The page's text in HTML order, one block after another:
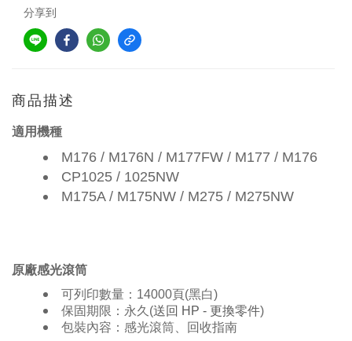
分享到
商品描述
適用機種
M176 / M176N / M177FW / M177 / M176
CP1025 / 1025NW
M175A / M175NW / M275 / M275NW
原廠感光滾筒
可列印數量： 14000頁(黑白)
保固期限：永久 (送回 HP - 更換零件)
包裝內容：感光滾筒、回收指南